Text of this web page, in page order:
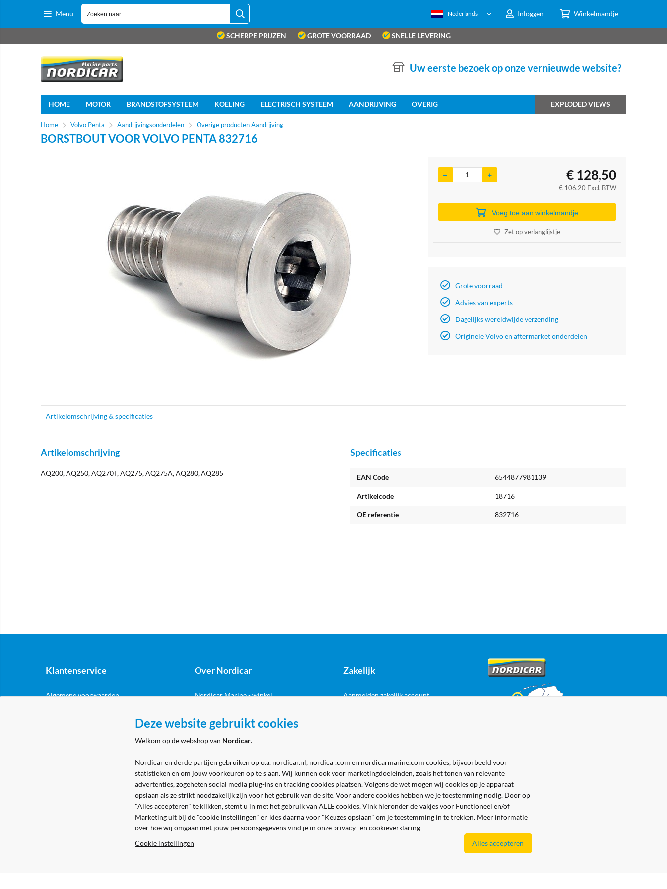
Menu Inloggen Winkelmandje
Nederlands
SCHERPE PRIJZEN GROTE VOORRAAD SNELLE LEVERING
Uw eerste bezoek op onze vernieuwde website?
HOME MOTOR BRANDSTOFSYSTEEM KOELING ELECTRISCH SYSTEEM AANDRIJVING OVERIG EXPLODED VIEWS
Home Volvo Penta Aandrijvingsonderdelen Overige producten Aandrijving
BORSTBOUT VOOR VOLVO PENTA 832716
€ 128,50
€ 106,20 Excl. BTW
Voeg toe aan winkelmandje
Zet op verlanglijstje
Grote voorraad
Advies van experts
Dagelijks wereldwijde verzending
Originele Volvo en aftermarket onderdelen
Artikelomschrijving & specificaties
Artikelomschrijving
AQ200, AQ250, AQ270T, AQ275, AQ275A, AQ280, AQ285
Specificaties
EAN Code 6544877981139
Artikelcode 18716
OE referentie 832716
Klantenservice
Algemene voorwaarden
Over Nordicar
Nordicar Marine - winkel
Locatie & contact
Zakelijk
Aanmelden zakelijk account
Veilig en gemakkelijk betalen
Deze website gebruikt cookies
Welkom op de webshop van Nordicar.
Nordicar en derde partijen gebruiken op o.a. nordicar.nl, nordicar.com en nordicarmarine.com cookies, bijvoorbeeld voor
statistieken en om jouw voorkeuren op te slaan. Wij kunnen ook voor marketingdoeleinden, zoals het tonen van relevante
advertenties, zogeheten social media plug-ins en tracking cookies plaatsen. Volgens de wet mogen wij cookies op je apparaat
opslaan als ze strikt noodzakelijk zijn voor het gebruik van de site. Voor andere cookies hebben we je toestemming nodig. Door op
"Alles accepteren" te klikken, stemt u in met het gebruik van ALLE cookies. Vink hieronder de vakjes voor Functioneel en/of
Marketing uit bij de "cookie instellingen" en kies daarna voor "Keuzes opslaan" om je toestemming in te trekken. Meer informatie
over hoe wij omgaan met jouw persoonsgegevens vind je in onze privacy- en cookieverklaring
Cookie instellingen
Alles accepteren